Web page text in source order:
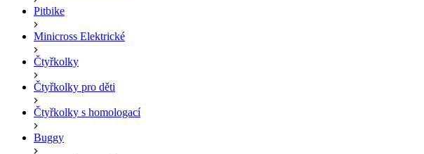
Pitbike
Minicross Elektrické
Čtyřkolky
Čtyřkolky pro děti
Čtyřkolky s homologací
Buggy